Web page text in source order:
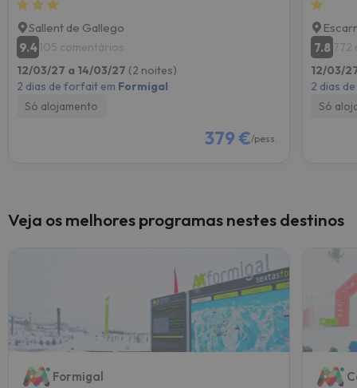
Sallent de Gallego
9.4105 comentários
12/03/27 a 14/03/27 (2 noites)
2 dias de forfait em Formigal
Só alojamento
379 €/pess.
7.8 772
12/03/
2 dias
Só
Veja os melhores programas nestes destinos
Formigal